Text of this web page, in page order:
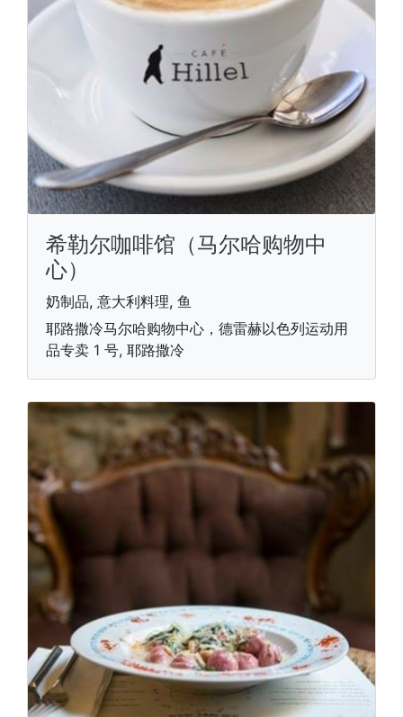
希勒尔咖啡馆（马尔哈购物中
心）
奶制品, 意大利料理, 鱼
耶路撒冷马尔哈购物中心，德雷赫以色列运动用
品专卖 1 号, 耶路撒冷